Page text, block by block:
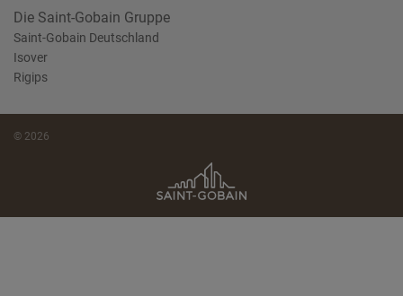
Die Saint-Gobain Gruppe
Saint-Gobain Deutschland
Isover
Rigips
© 2026